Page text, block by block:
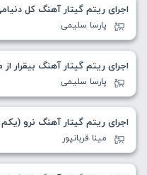
اجرای ریتم گیتار آهنگ کل
پارسا سلیمی
اجرای ریتم گیتار آهنگ بیقرار
پارسا سلیمی
اجرای ریتم گیتار آهنگ نرو
مینا قربانپور